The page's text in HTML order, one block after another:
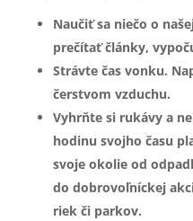
Naučiť sa niečo o
prečítať články,
Strávte čas vonku.
čerstvom vzduchu.
Vyhrňte si rukávy a
hodinu svojho času
svoje okolie od
do dobrovoľníckej
riek či parkov.